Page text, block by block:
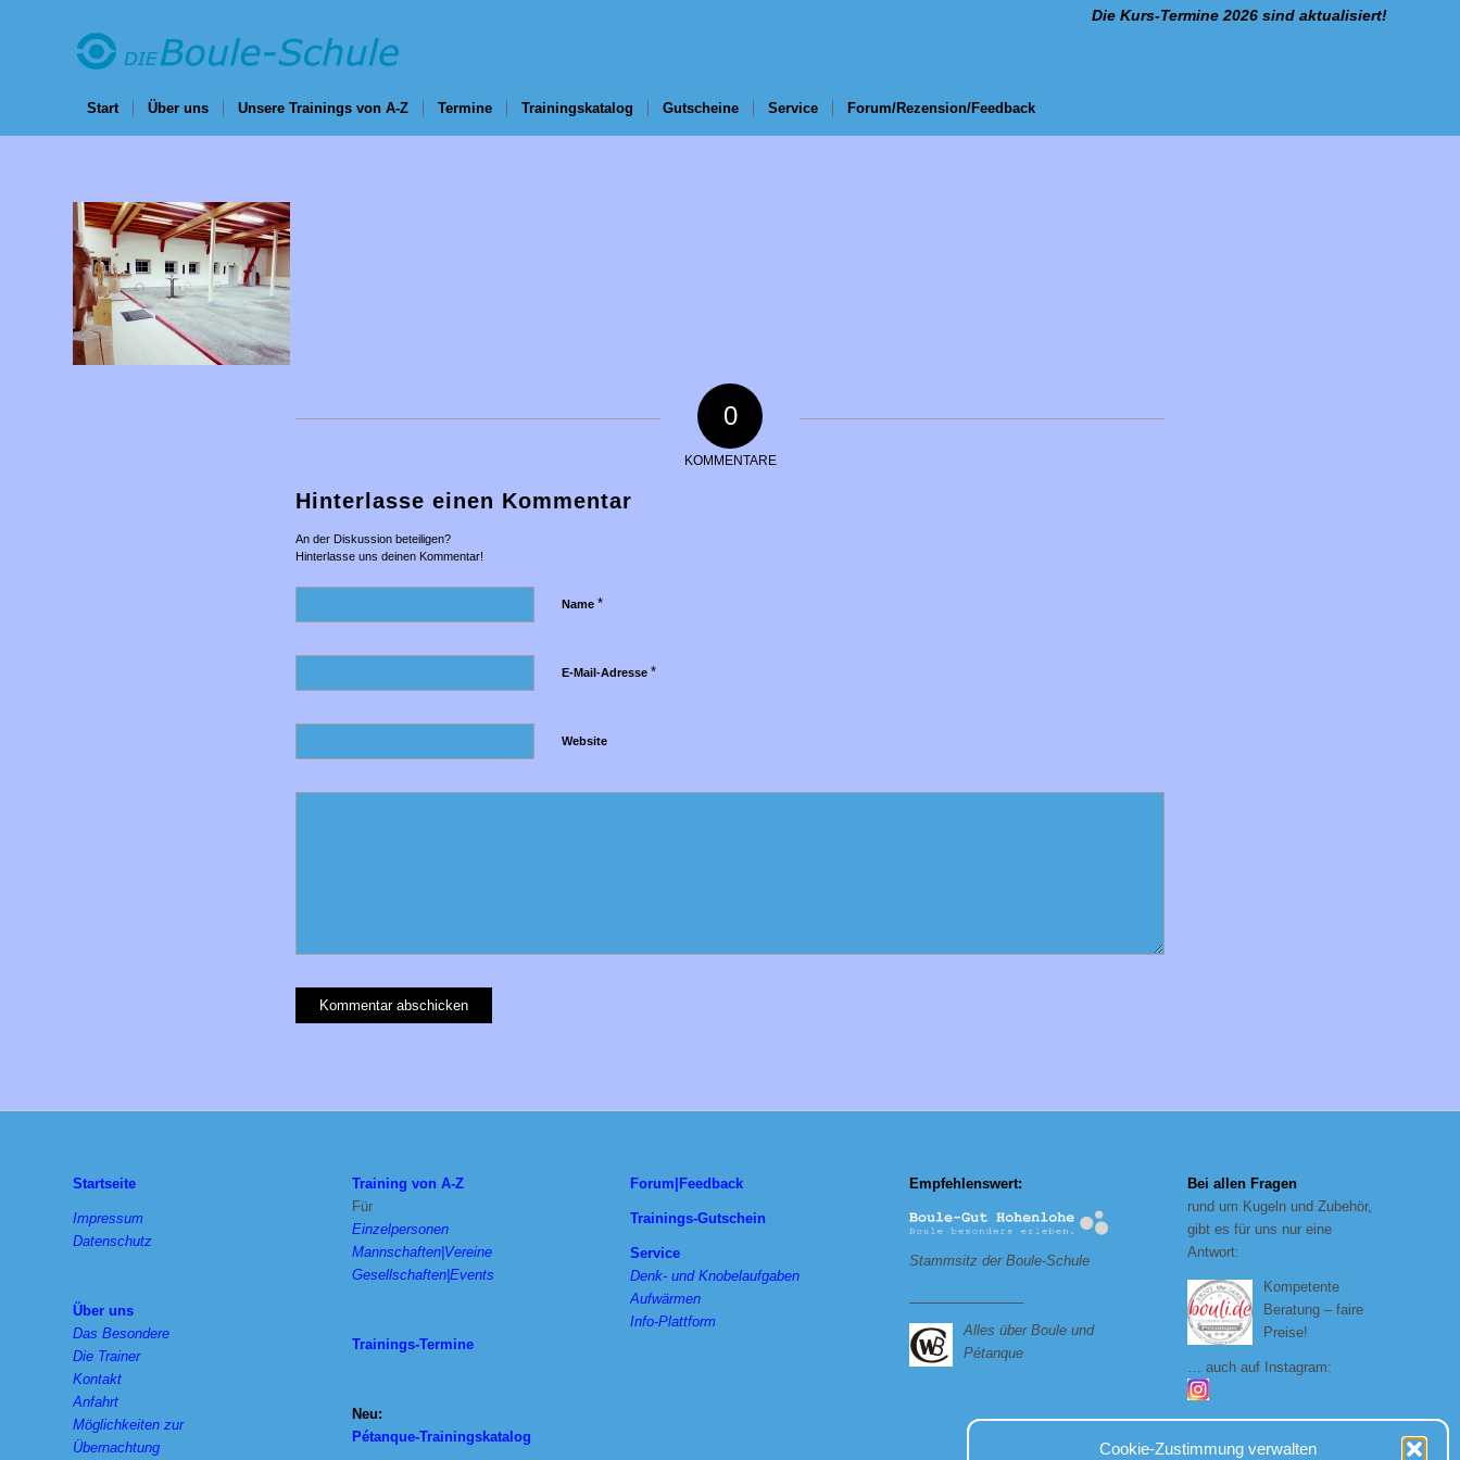
Cookie-Zustimmung verwalten
Die Kurs-Termine 2026 sind aktualisiert!
Start Über uns Unsere Trainings von A-Z Termine Trainingskatalog Gutscheine Service Forum/Rezension/Feedback
0
KOMMENTARE
Hinterlasse einen Kommentar
An der Diskussion beteiligen?
Hinterlasse uns deinen Kommentar!
Name *
E-Mail-Adresse *
Website
Startseite
Impressum
Datenschutz
Über uns
Das Besondere
Die Trainer
Kontakt
Anfahrt
Möglichkeiten zur
Übernachtung
Training von A-Z
Für
Einzelpersonen
Mannschaften|Vereine
Gesellschaften|Events
Trainings-Termine
Neu:
Pétanque-Trainingskatalog
Forum|Feedback
Trainings-Gutschein
Service
Denk- und Knobelaufgaben
Aufwärmen
Info-Plattform
Empfehlenswert:
Stammsitz der Boule-Schule
Alles über Boule und
Pétanque
Bei allen Fragen
rund um Kugeln und Zubehör,
gibt es für uns nur eine
Antwort:
Kompetente
Beratung – faire
Preise!
… auch auf Instagram: